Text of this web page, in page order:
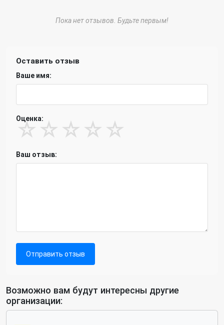
Пока нет отзывов. Будьте первым!
Оставить отзыв
Ваше имя:
Оценка:
☆ ☆ ☆ ☆ ☆
Ваш отзыв:
Отправить отзыв
Возможно вам будут интересны другие
организации: